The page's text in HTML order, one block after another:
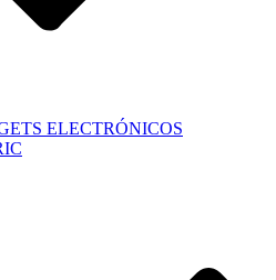
ELECTRÓNICOS